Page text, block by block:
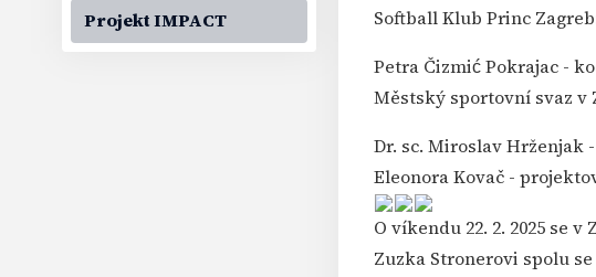
Projekt IMPACT
Softball Klub Princ
Petra Čizmić Pokrajac -
Městský sportovní svaz v
Dr. sc. Miroslav Hrženjak
Eleonora Kovač -
O víkendu 22. 2. 2025 se
Zuzka Stronerovi spolu